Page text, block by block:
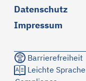
Datenschutz
Impressum
Barrierefreiheit
Leichte Sprache